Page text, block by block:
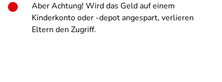
Aber Achtung! Wird das Geld auf einem
Kinderkonto oder -depot angespart, verlieren
Eltern den Zugriff.